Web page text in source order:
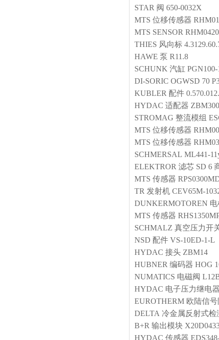
STAR 阀 650-0032X
MTS 位移传感器
MTS SENSOR
THIES 风向标
HAWE 泵 R11.8
SCHUNK 汽缸
DI-SORIC OGWSD 70
KUBLER 配件
HYDAC 适配器
STROMAG 整流模组
MTS 位移传感器
MTS 位移传感器
SCHMERSAL ML441-
ELEKTROR 滤芯 SD 6
MTS 传感器
TR 发射机 CEV65M-
DUNKERMOTOREN
MTS 传感器
SCHMALZ 真空压力开
NSD 配件 VS-10ED-1-L
HYDAC 接头 ZBM14
HUBNER 编码器 HOG
NUMATICS 电磁阀
HYDAC 电子压力继电
EUROTHERM 欧陆信
DELTA 冷金属反射式检
B+R 输出模块
HYDAC 传感器